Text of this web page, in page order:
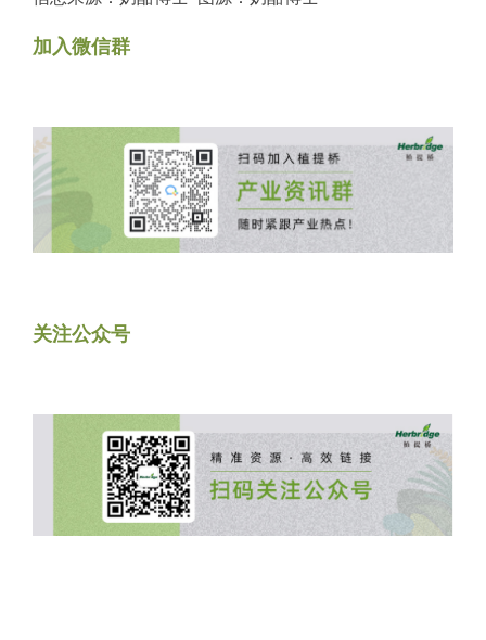
加入微信群
关注公众号